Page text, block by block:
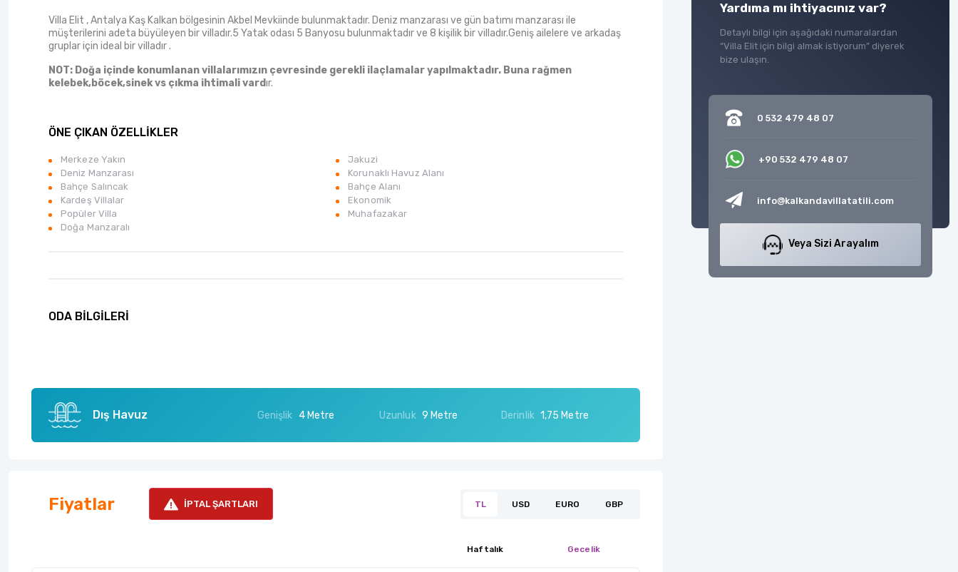
Villa Elit , Antalya Kaş Kalkan bölgesinin Akbel Mevkiinde bulunmaktadır. Deniz manzarası ve gün batımı manzarası ile
müşterilerini adeta büyüleyen bir villadır.5 Yatak odası 5 Banyosu bulunmaktadır ve 8 kişilik bir villadır.Geniş ailelere ve arkadaş
gruplar için ideal bir villadır .
NOT: Doğa içinde konumlanan villalarımızın çevresinde gerekli ilaçlamalar yapılmaktadır. Buna rağmen
kelebek,böcek,sinek vs çıkma ihtimali vardır.
ÖNE ÇIKAN ÖZELLİKLER
Merkeze Yakın
Jakuzi
Deniz Manzarası
Korunaklı Havuz Alanı
Bahçe Salıncak
Bahçe Alanı
Kardeş Villalar
Ekonomik
Popüler Villa
Muhafazakar
Doğa Manzaralı
ODA BİLGİLERİ
Dış Havuz Genişlik 4 Metre Uzunluk 9 Metre Derinlik 1,75 Metre
Fiyatlar İPTAL ŞARTLARI TL USD EURO GBP
Haftalık Gecelik
Yardıma mı ihtiyacınız var?
Detaylı bilgi için aşağıdaki numaralardan
“Villa Elit için bilgi almak istiyorum” diyerek
bize ulaşın.
0 532 479 48 07
+90 532 479 48 07
info@kalkandavillatatili.com
Veya Sizi Arayalım